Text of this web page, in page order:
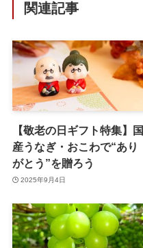
関連記事
【敬老の日ギフト特集】国
産うなぎ・おこわで“あり
がとう”を贈ろう
2025年9月4日